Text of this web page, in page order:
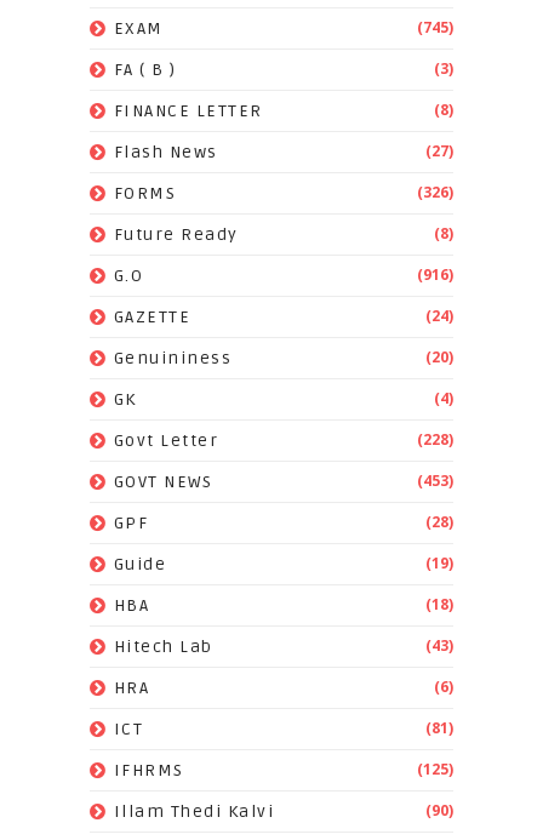
EXAM (745)
FA ( B ) (3)
FINANCE LETTER (8)
Flash News (27)
FORMS (326)
Future Ready (8)
G.O (916)
GAZETTE (24)
Genuininess (20)
GK (4)
Govt Letter (228)
GOVT NEWS (453)
GPF (28)
Guide (19)
HBA (18)
Hitech Lab (43)
HRA (6)
ICT (81)
IFHRMS (125)
Illam Thedi Kalvi (90)